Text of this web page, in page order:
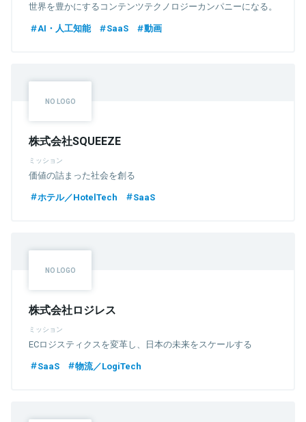
世界を豊かにするコンテンツテクノロジーカンパニーになる。
AI・人工知能
SaaS 動画
株式会社SQUEEZE
ミッション
価値の詰まった社会を創る
ホテル／HotelTech
SaaS
株式会社ロジレス
ミッション
ECロジスティクスを変革し、日本の未来をスケールする
SaaS
物流／LogiTech